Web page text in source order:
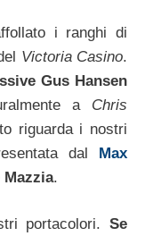
i ranghi di
Victoria Casino.
Gus Hansen
a Chris
riguarda i nostri
dal Max
Mazzia.
portacolori. Se